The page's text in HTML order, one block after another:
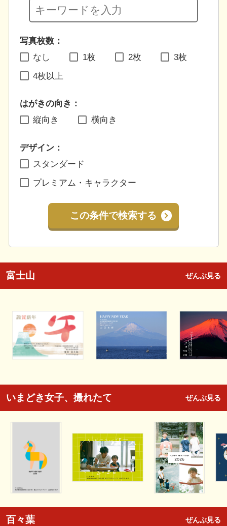
写真枚数：
なし
1枚 2枚 3枚
4枚以上
はがきの向き：
縦向き
横向き
デザイン：
スタンダード
プレミアム・キャラクター
この条件で検索する
富士山 ぜんぶ見る
いまどき女子、撮れたて ぜんぶ見る
百々葉 ぜんぶ見る